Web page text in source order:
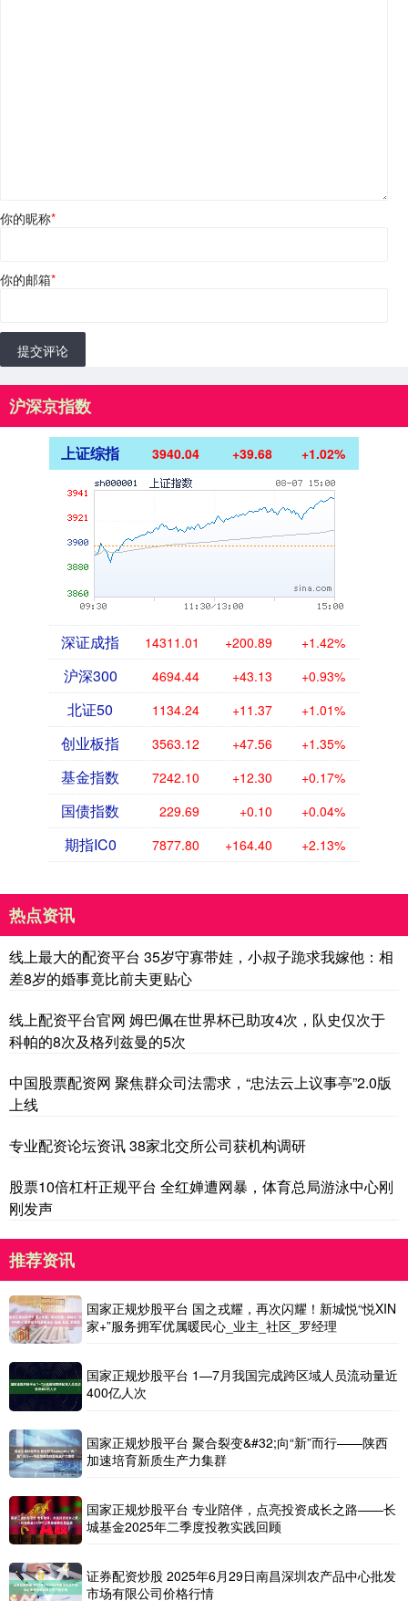
你的昵称*
你的邮箱*
提交评论
沪深京指数
上证综指 3940.04 +39.68 +1.02%
深证成指 14311.01 +200.89 +1.42%
沪深300 4694.44 +43.13 +0.93%
北证50 1134.24 +11.37 +1.01%
创业板指 3563.12 +47.56 +1.35%
基金指数 7242.10 +12.30 +0.17%
国债指数 229.69 +0.10 +0.04%
期指IC0 7877.80 +164.40 +2.13%
热点资讯
线上最大的配资平台 35岁守寡带娃，小叔子跪求我嫁他：相
差8岁的婚事竟比前夫更贴心
线上配资平台官网 姆巴佩在世界杯已助攻4次，队史仅次于
科帕的8次及格列兹曼的5次
中国股票配资网 聚焦群众司法需求，“忠法云上议事亭”2.0版
上线
专业配资论坛资讯 38家北交所公司获机构调研
股票10倍杠杆正规平台 全红婵遭网暴，体育总局游泳中心刚
刚发声
推荐资讯
国家正规炒股平台 国之戎耀，再次闪耀！新城悦“悦XIN
家+”服务拥军优属暖民心_业主_社区_罗经理
国家正规炒股平台 1—7月我国完成跨区域人员流动量近
400亿人次
国家正规炒股平台 聚合裂变&#32;向“新”而行——陕西
加速培育新质生产力集群
国家正规炒股平台 专业陪伴，点亮投资成长之路——长
城基金2025年二季度投教实践回顾
证券配资炒股 2025年6月29日南昌深圳农产品中心批发
市场有限公司价格行情